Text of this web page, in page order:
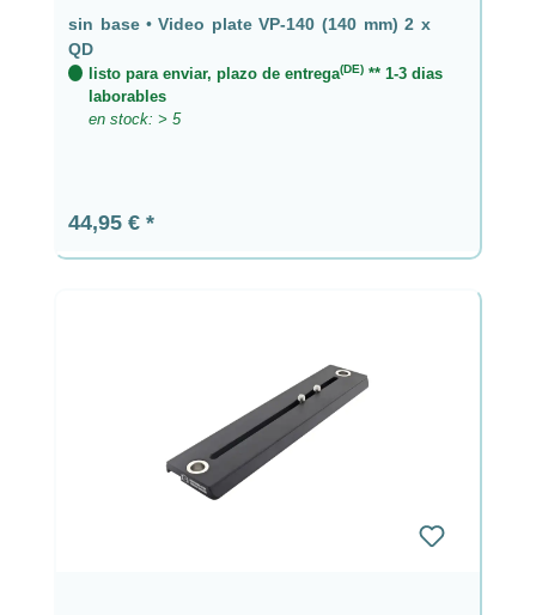
sin base • Video plate VP-140 (140 mm) 2 x
QD
listo para enviar, plazo de entrega(DE) ** 1-3 dias
laborables
en stock: > 5
Precio normal:
44,95 €